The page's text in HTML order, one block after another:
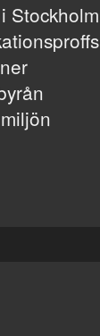
Stockholm